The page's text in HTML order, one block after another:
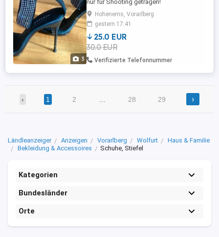
3
nur für Shooting getragen!
Hohenems, Vorarlberg
gestern 17:41
25.0 EUR
30.0 EUR
Verifizierte Telefonnummer
‹ 1 2 28 29 ›
Ländleanzeiger Anzeigen Vorarlberg Wolfurt
Haus & Familie
Bekleidung & Accessoires
Schuhe, Stiefel
Kategorien
Bundesländer
Orte